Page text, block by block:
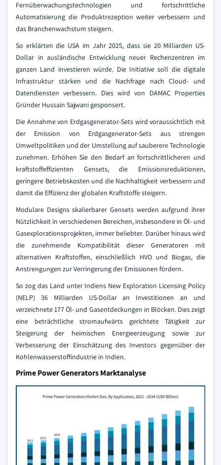
Fernüberwachungstechnologien und fortschrittliche
Automatisierung die Produktrezeption weiter verbessern und
das Branchenwachstum steigern.
So erklärten die USA im Jahr 2025, dass sie 20 Milliarden US-
Dollar in ausländische Entwicklung neuer Rechenzentren im
ganzen Land investieren würde. Die Initiative soll die digitale
Infrastruktur stärken und die Nachfrage nach Cloud- und
Datendiensten verbessern. Dies wird von DAMAC Properties
Gründer Hussain Sajwani gesponsert.
Die Annahme von Erdgasgenerator-Sets wird voraussichtlich mit
der Emission von Erdgasgenerator-Sets aus strengen
Umweltpolitiken und der Umstellung auf sauberere Technologie
zunehmen. Erhöhen Sie den Bedarf an fortschrittlicheren und
kraftstoffeffizienten Gensets, die Emissionsreduktionen,
geringere Betriebskosten und die Nachhaltigkeit verbessern und
damit die Effizienz der globalen Kraftstoffe steigern.
Modulare Designs skalierbarer Gensets werden aufgrund ihrer
Nützlichkeit in verschiedenen Bereichen, insbesondere in Öl- und
Gasexplorationsprojekten, immer beliebter. Darüber hinaus wird
die zunehmende Kompatibilität dieser Generatoren mit
alternativen Kraftstoffen, einschließlich HVO und Biogas, die
Anstrengungen zur Verringerung der Emissionen fördern.
So zog das Land unter Indiens New Exploration Licensing Policy
(NELP) 36 Milliarden US-Dollar an Investitionen an und
verzeichnete 177 Öl- und Gasentdeckungen in Blöcken. Dies zeigt
eine beträchtliche stromaufwärts gerichtete Tätigkeit zur
Steigerung der heimischen Energieerzeugung sowie zur
Verbesserung der Einschätzung des Investors gegenüber der
Kohlenwasserstoffindustrie in Indien.
Prime Power Generators Marktanalyse